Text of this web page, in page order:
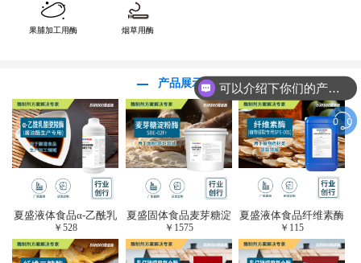
果脯加工用酶 烟草用酶
产品展示
夏盛液体食品α-乙酰乳
酸脱羧酶(酱油醋生产
专用)FDY-3206
￥528
夏盛固体食品麦芽糖淀
粉酶(烘焙及面粉改良
用酶/发酵类食品可
用)FDG-0012
￥ 1575
夏盛液体食品纤维素酶
(植物提取专用酶/解决
提取液混浊问题/降
黏)FFY-0651
￥ 115
可以介绍下你们的产品么？